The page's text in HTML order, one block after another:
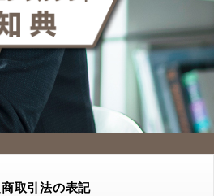
取引法の表記